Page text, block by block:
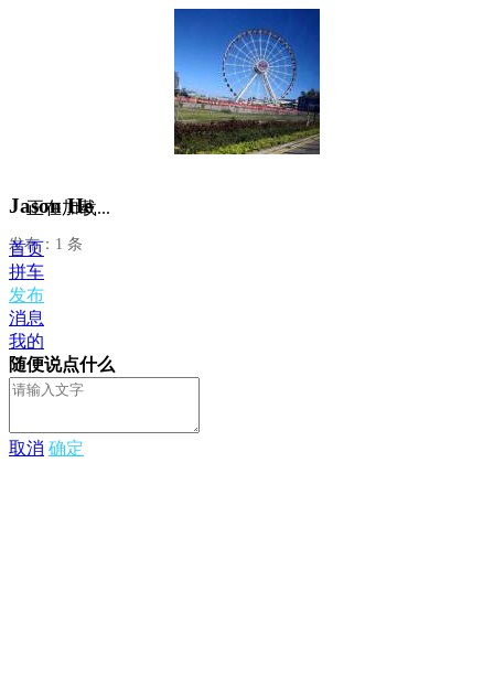
Jason He
发布：1 条
正在加载...
首页
拼车
发布
消息
我的
随便说点什么
取消 确定